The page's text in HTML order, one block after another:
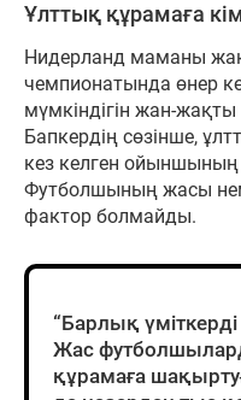
Ұлттық құрамаға
Нидерланд маманы
чемпионатында өнер
мүмкіндігін жан-
Бапкердің сөзінше,
кез келген ойыншының
Футболшының жасы
фактор болмайды.
“Барлық
Жас
құрамаға